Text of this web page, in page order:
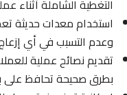
التغطية الشاملة أثناء
استخدام معدات حديثة
وعدم التسبب في أي إزعاج
تقديم نصائح عملية
بطرق صحيحة تحافظ على